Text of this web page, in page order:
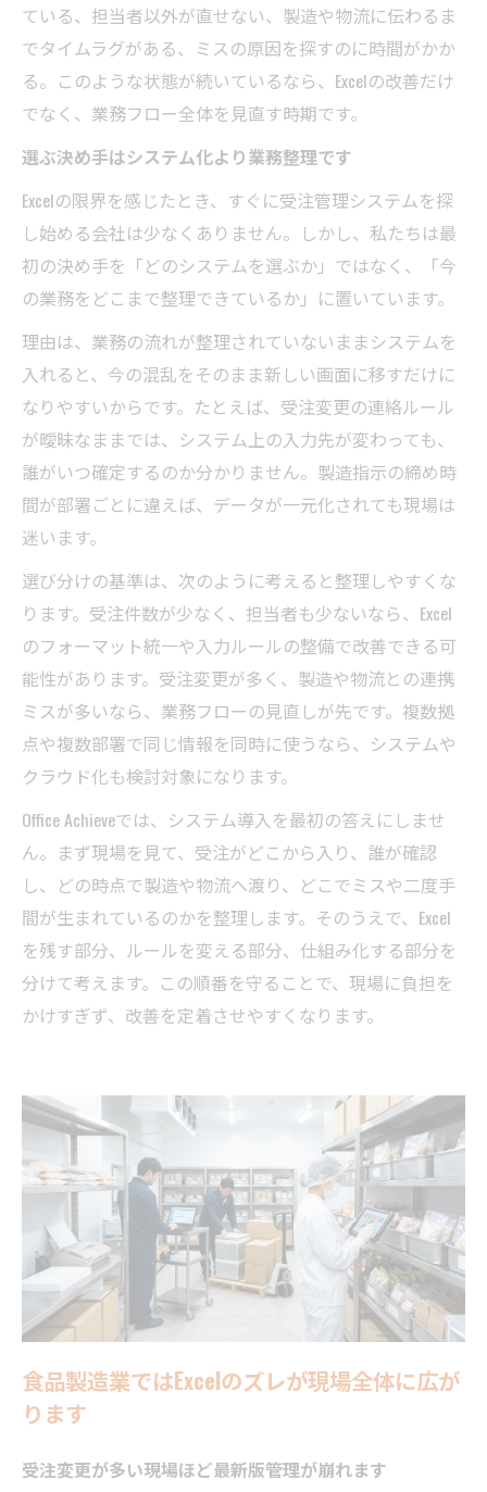
ている、担当者以外が直せない、製造や物流に伝わるま
でタイムラグがある、ミスの原因を探すのに時間がかか
る。このような状態が続いているなら、Excelの改善だけ
でなく、業務フロー全体を見直す時期です。
選ぶ決め手はシステム化より業務整理です
Excelの限界を感じたとき、すぐに受注管理システムを探
し始める会社は少なくありません。しかし、私たちは最
初の決め手を「どのシステムを選ぶか」ではなく、「今
の業務をどこまで整理できているか」に置いています。
理由は、業務の流れが整理されていないままシステムを
入れると、今の混乱をそのまま新しい画面に移すだけに
なりやすいからです。たとえば、受注変更の連絡ルール
が曖昧なままでは、システム上の入力先が変わっても、
誰がいつ確定するのか分かりません。製造指示の締め時
間が部署ごとに違えば、データが一元化されても現場は
迷います。
選び分けの基準は、次のように考えると整理しやすくな
ります。受注件数が少なく、担当者も少ないなら、Excel
のフォーマット統一や入力ルールの整備で改善できる可
能性があります。受注変更が多く、製造や物流との連携
ミスが多いなら、業務フローの見直しが先です。複数拠
点や複数部署で同じ情報を同時に使うなら、システムや
クラウド化も検討対象になります。
Office Achieveでは、システム導入を最初の答えにしませ
ん。まず現場を見て、受注がどこから入り、誰が確認
し、どの時点で製造や物流へ渡り、どこでミスや二度手
間が生まれているのかを整理します。そのうえで、Excel
を残す部分、ルールを変える部分、仕組み化する部分を
分けて考えます。この順番を守ることで、現場に負担を
かけすぎず、改善を定着させやすくなります。
食品製造業ではExcelのズレが現場全体に広が
ります
受注変更が多い現場ほど最新版管理が崩れます